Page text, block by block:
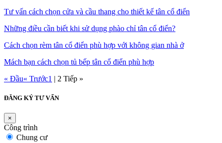
Tư vấn cách chọn cửa và cầu thang cho thiết kế tân cổ điển
Những điều cần biết khi sử dụng phào chỉ tân cổ điển?
Cách chọn rèm tân cổ điển phù hợp với không gian nhà ở
Mách bạn cách chọn tủ bếp tân cổ điển phù hợp
« Đầu« Trước1 | 2 Tiếp »
ĐĂNG KÝ TƯ VẤN
×
Công trình
Chung cư